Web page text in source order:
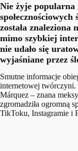
Nie żyje
została znaleziona
mimo szybkiej
nie udało się
wyjaśniane przez
Smutne informacje
internetowej twórczyni.
Márquez – znana
zgromadziła ogromną
TikToku, Instagramie i